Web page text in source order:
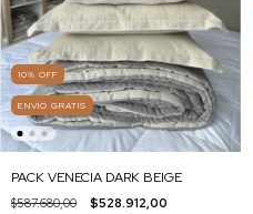
10% OFF
ENVÍO GRATIS
PACK VENECIA DARK BEIGE
$587.680,00 $528.912,00